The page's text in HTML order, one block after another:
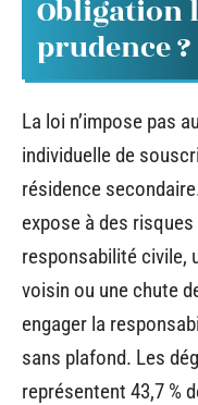
Obligation
prudence ?
La loi n’impose pas
individuelle de
résidence
expose à des
responsabilité civile,
voisin ou une chute
engager la
sans plafond. Les
représentent 43,7 %